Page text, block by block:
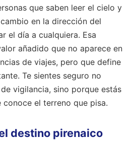
que saben leer el cielo y
en la dirección del
el día a cualquiera. Esa
añadido que no aparece en
de viajes, pero que define
Te sientes seguro no
vigilancia, sino porque estás
el terreno que pisa.
destino pirenaico